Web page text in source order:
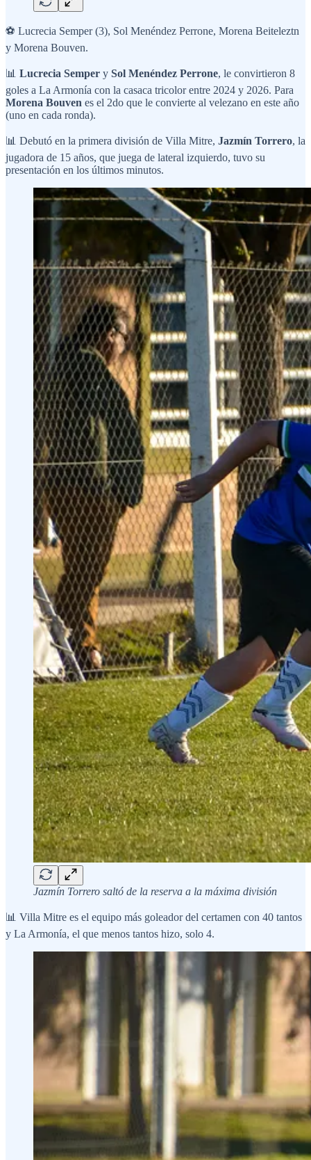
⚽ Lucrecia Semper (3), Sol Menéndez Perrone, Morena Beiteleztn
y Morena Bouven.
📊 Lucrecia Semper y Sol Menéndez Perrone, le convirtieron 8
goles a La Armonía con la casaca tricolor entre 2024 y 2026. Para
Morena Bouven es el 2do que le convierte al velezano en este año
(uno en cada ronda).
📊 Debutó en la primera división de Villa Mitre, Jazmín Torrero, la
jugadora de 15 años, que juega de lateral izquierdo, tuvo su
presentación en los últimos minutos.
Jazmín Torrero saltó de la reserva a la máxima división
📊 Villa Mitre es el equipo más goleador del certamen con 40 tantos
y La Armonía, el que menos tantos hizo, solo 4.